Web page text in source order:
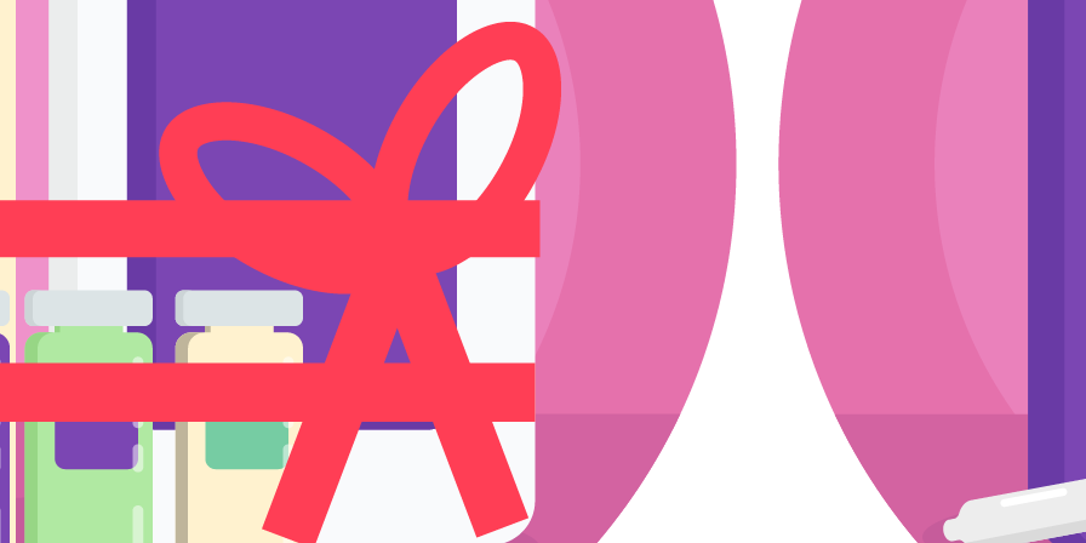
Ручки держатели
Тренировка и эскиз
Подставки и емкости
Одноразовые расходники